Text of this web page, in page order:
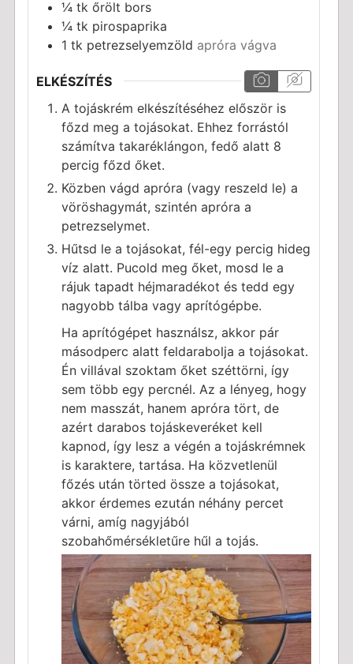
¼ tk őrölt bors
¼ tk pirospaprika
1 tk petrezselyemzöld apróra vágva
ELKÉSZÍTÉS
A tojáskrém elkészítéséhez először is
főzd meg a tojásokat. Ehhez forrástól
számítva takaréklángon, fedő alatt 8
percig főzd őket.
Közben vágd apróra (vagy reszeld le) a
vöröshagymát, szintén apróra a
petrezselymet.
Hűtsd le a tojásokat, fél-egy percig hideg
víz alatt. Pucold meg őket, mosd le a
rájuk tapadt héjmaradékot és tedd egy
nagyobb tálba vagy aprítógépbe.
Ha aprítógépet használsz, akkor pár
másodperc alatt feldarabolja a tojásokat.
Én villával szoktam őket széttörni, így
sem több egy percnél. Az a lényeg, hogy
nem masszát, hanem apróra tört, de
azért darabos tojáskeveréket kell
kapnod, így lesz a végén a tojáskrémnek
is karaktere, tartása. Ha közvetlenül
főzés után törted össze a tojásokat,
akkor érdemes ezután néhány percet
várni, amíg nagyjából
szobahőmérsékletűre hűl a tojás.